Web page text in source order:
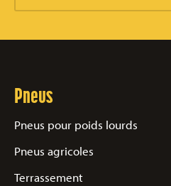
Pneus
Pneus pour poids lourds
Pneus agricoles
Terrassement